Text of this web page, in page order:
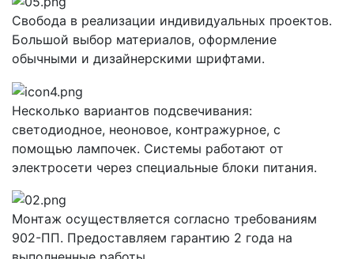
Свобода в реализации индивидуальных проектов.
Большой выбор материалов, оформление
обычными и дизайнерскими шрифтами.
Несколько вариантов подсвечивания:
светодиодное, неоновое, контражурное, с
помощью лампочек. Системы работают от
электросети через специальные блоки питания.
Монтаж осуществляется согласно требованиям
902-ПП. Предоставляем гарантию 2 года на